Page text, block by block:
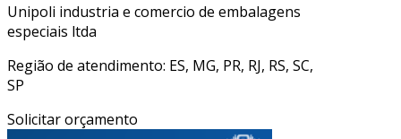
Unipoli industria e comercio de embalagens
especiais ltda
Região de atendimento: ES, MG, PR, RJ, RS, SC,
SP
Solicitar orçamento